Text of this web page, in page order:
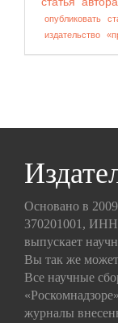
опубликовать
издательство
Основано в
370201001, ИНН
выпускает
Вы так же
Все научные
журналы